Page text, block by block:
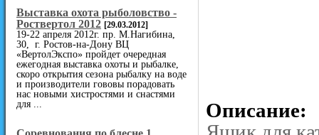
Выставка охота рыболовство -
Роствертол 2012 [29.03.2012]
19-22 апреля 2012г. пр. М.Нагибина,
30, г. Ростов-на-Дону ВЦ
«ВертолЭкспо» пройдет очередная
ежегодная выставка охоты и рыбалке,
скоро открытия сезона рыбалку на воде
и производители гововы порадовать
нас новыми хистростями и снастями
для ...
Описание: